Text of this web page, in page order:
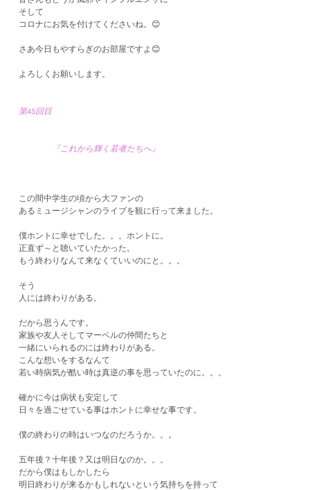
そして
コロナにお気を付けてくださいね。😊
さあ今日もやすらぎのお部屋ですよ😊
よろしくお願いします。
第45回目
『これから輝く若者たちへ』
この間中学生の頃から大ファンの
あるミュージシャンのライブを観に行って来ました。
僕ホントに幸せでした。。。ホントに。
正直ず～と聴いていたかった。
もう終わりなんて来なくていいのにと。。。
そう
人には終わりがある。
だから思うんです。
家族や友人そしてマーベルの仲間たちと
一緒にいられるのには終わりがある。
こんな想いをするなんて
若い時病気が酷い時は真逆の事を思っていたのに。。。
確かに今は病状も安定して
日々を過ごせている事はホントに幸せな事です。
僕の終わりの時はいつなのだろうか。。。
五年後？十年後？又は明日なのか。。。
だから僕はもしかしたら
明日終わりが来るかもしれないという気持ちを持って